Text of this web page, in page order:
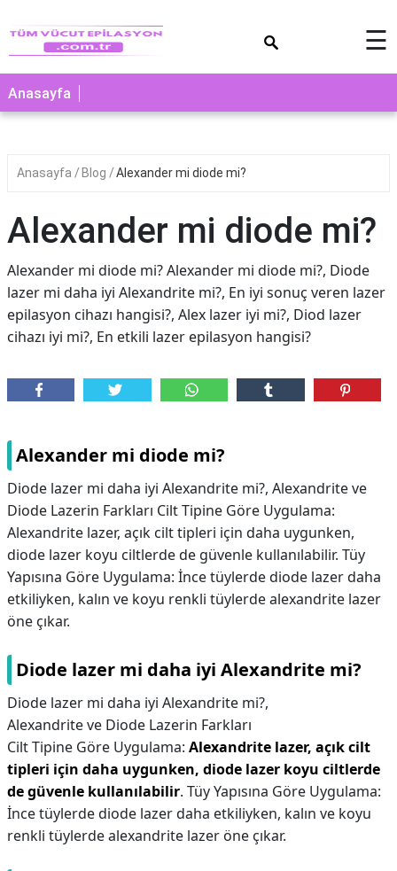
☰
Anasayfa
Anasayfa Blog Alexander mi diode mi?
Alexander mi diode mi?
Alexander mi diode mi? Alexander mi diode mi?, Diode
lazer mi daha iyi Alexandrite mi?, En iyi sonuç veren lazer
epilasyon cihazı hangisi?, Alex lazer iyi mi?, Diod lazer
cihazı iyi mi?, En etkili lazer epilasyon hangisi?
Alexander mi diode mi?
Diode lazer mi daha iyi Alexandrite mi?, Alexandrite ve
Diode Lazerin Farkları Cilt Tipine Göre Uygulama:
Alexandrite lazer, açık cilt tipleri için daha uygunken,
diode lazer koyu ciltlerde de güvenle kullanılabilir. Tüy
Yapısına Göre Uygulama: İnce tüylerde diode lazer daha
etkiliyken, kalın ve koyu renkli tüylerde alexandrite lazer
öne çıkar.
Diode lazer mi daha iyi Alexandrite mi?
Diode lazer mi daha iyi Alexandrite mi?,
Alexandrite ve Diode Lazerin Farkları
Cilt Tipine Göre Uygulama: Alexandrite lazer, açık cilt
tipleri için daha uygunken, diode lazer koyu ciltlerde
de güvenle kullanılabilir. Tüy Yapısına Göre Uygulama:
İnce tüylerde diode lazer daha etkiliyken, kalın ve koyu
renkli tüylerde alexandrite lazer öne çıkar.